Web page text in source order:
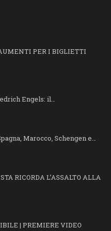
PER I BIGLIETTI
Engels: il…
Marocco, Schengen e…
RICORDA L’ASSALTO ALLA
| PREMIERE VIDEO